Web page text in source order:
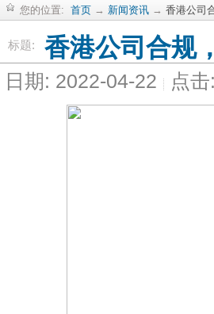
您的位置: 首页 → 新闻资讯 → 香港公司
标题: 香港公司合规
日期: 2022-04-22 点